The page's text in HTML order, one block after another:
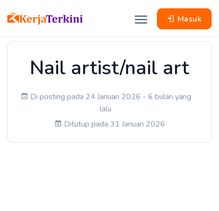
Masuk
Nail artist/nail art
Di posting pada 24 Januari 2026 - 6 bulan yang
lalu
Ditutup pada 31 Januari 2026